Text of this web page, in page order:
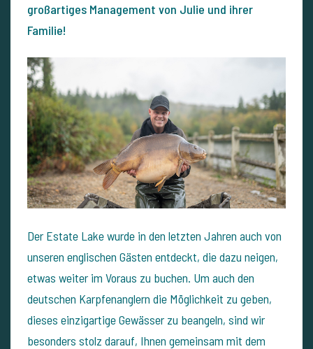
großartiges Management von Julie und ihrer
Familie!
Der Estate Lake wurde in den letzten Jahren auch von
unseren englischen Gästen entdeckt, die dazu neigen,
etwas weiter im Voraus zu buchen. Um auch den
deutschen Karpfenanglern die Möglichkeit zu geben,
dieses einzigartige Gewässer zu beangeln, sind wir
besonders stolz darauf, Ihnen gemeinsam mit dem